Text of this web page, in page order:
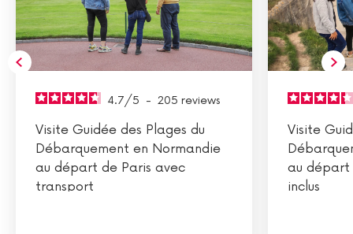
4.7/5 - 205 reviews
Visite Guidée des Plages du
Débarquement en Normandie
au départ de Paris avec
transport
Visite
au départ
inclus